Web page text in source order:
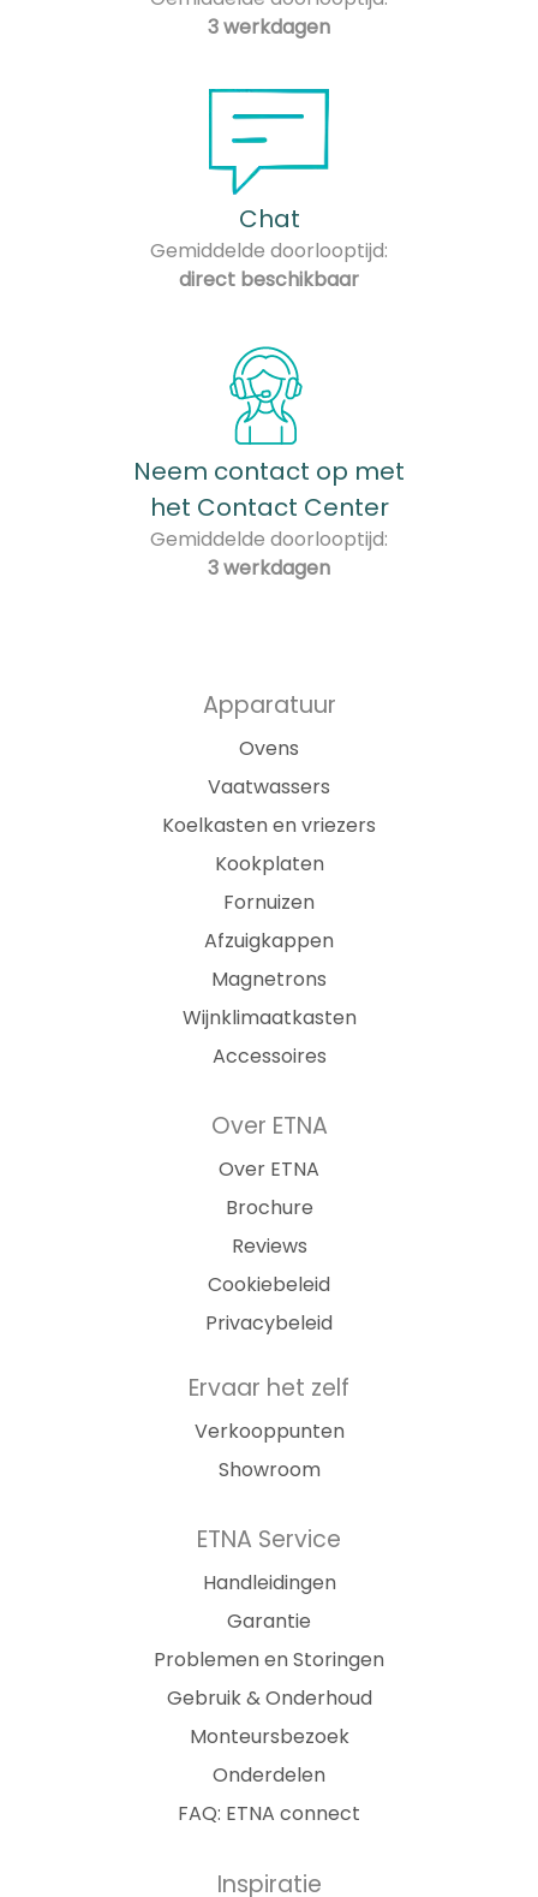
3 werkdagen
Chat
Gemiddelde doorlooptijd:
direct beschikbaar
Neem contact op met
het Contact Center
Gemiddelde doorlooptijd:
3 werkdagen
Apparatuur
Ovens
Vaatwassers
Koelkasten en vriezers
Kookplaten
Fornuizen
Afzuigkappen
Magnetrons
Wijnklimaatkasten
Accessoires
Over ETNA
Over ETNA
Brochure
Reviews
Cookiebeleid
Privacybeleid
Ervaar het zelf
Verkooppunten
Showroom
ETNA Service
Handleidingen
Garantie
Problemen en Storingen
Gebruik & Onderhoud
Monteursbezoek
Onderdelen
FAQ: ETNA connect
Inspiratie